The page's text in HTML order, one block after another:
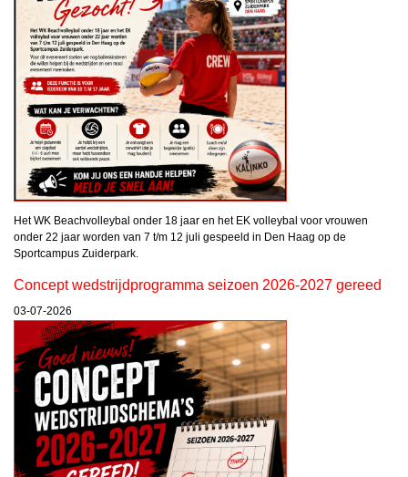
Het WK Beachvolleybal onder 18 jaar en het EK volleybal voor vrouwen
onder 22 jaar worden van 7 t/m 12 juli gespeeld in Den Haag op de
Sportcampus Zuiderpark.
Concept wedstrijdprogramma seizoen 2026-2027 gereed
03-07-2026